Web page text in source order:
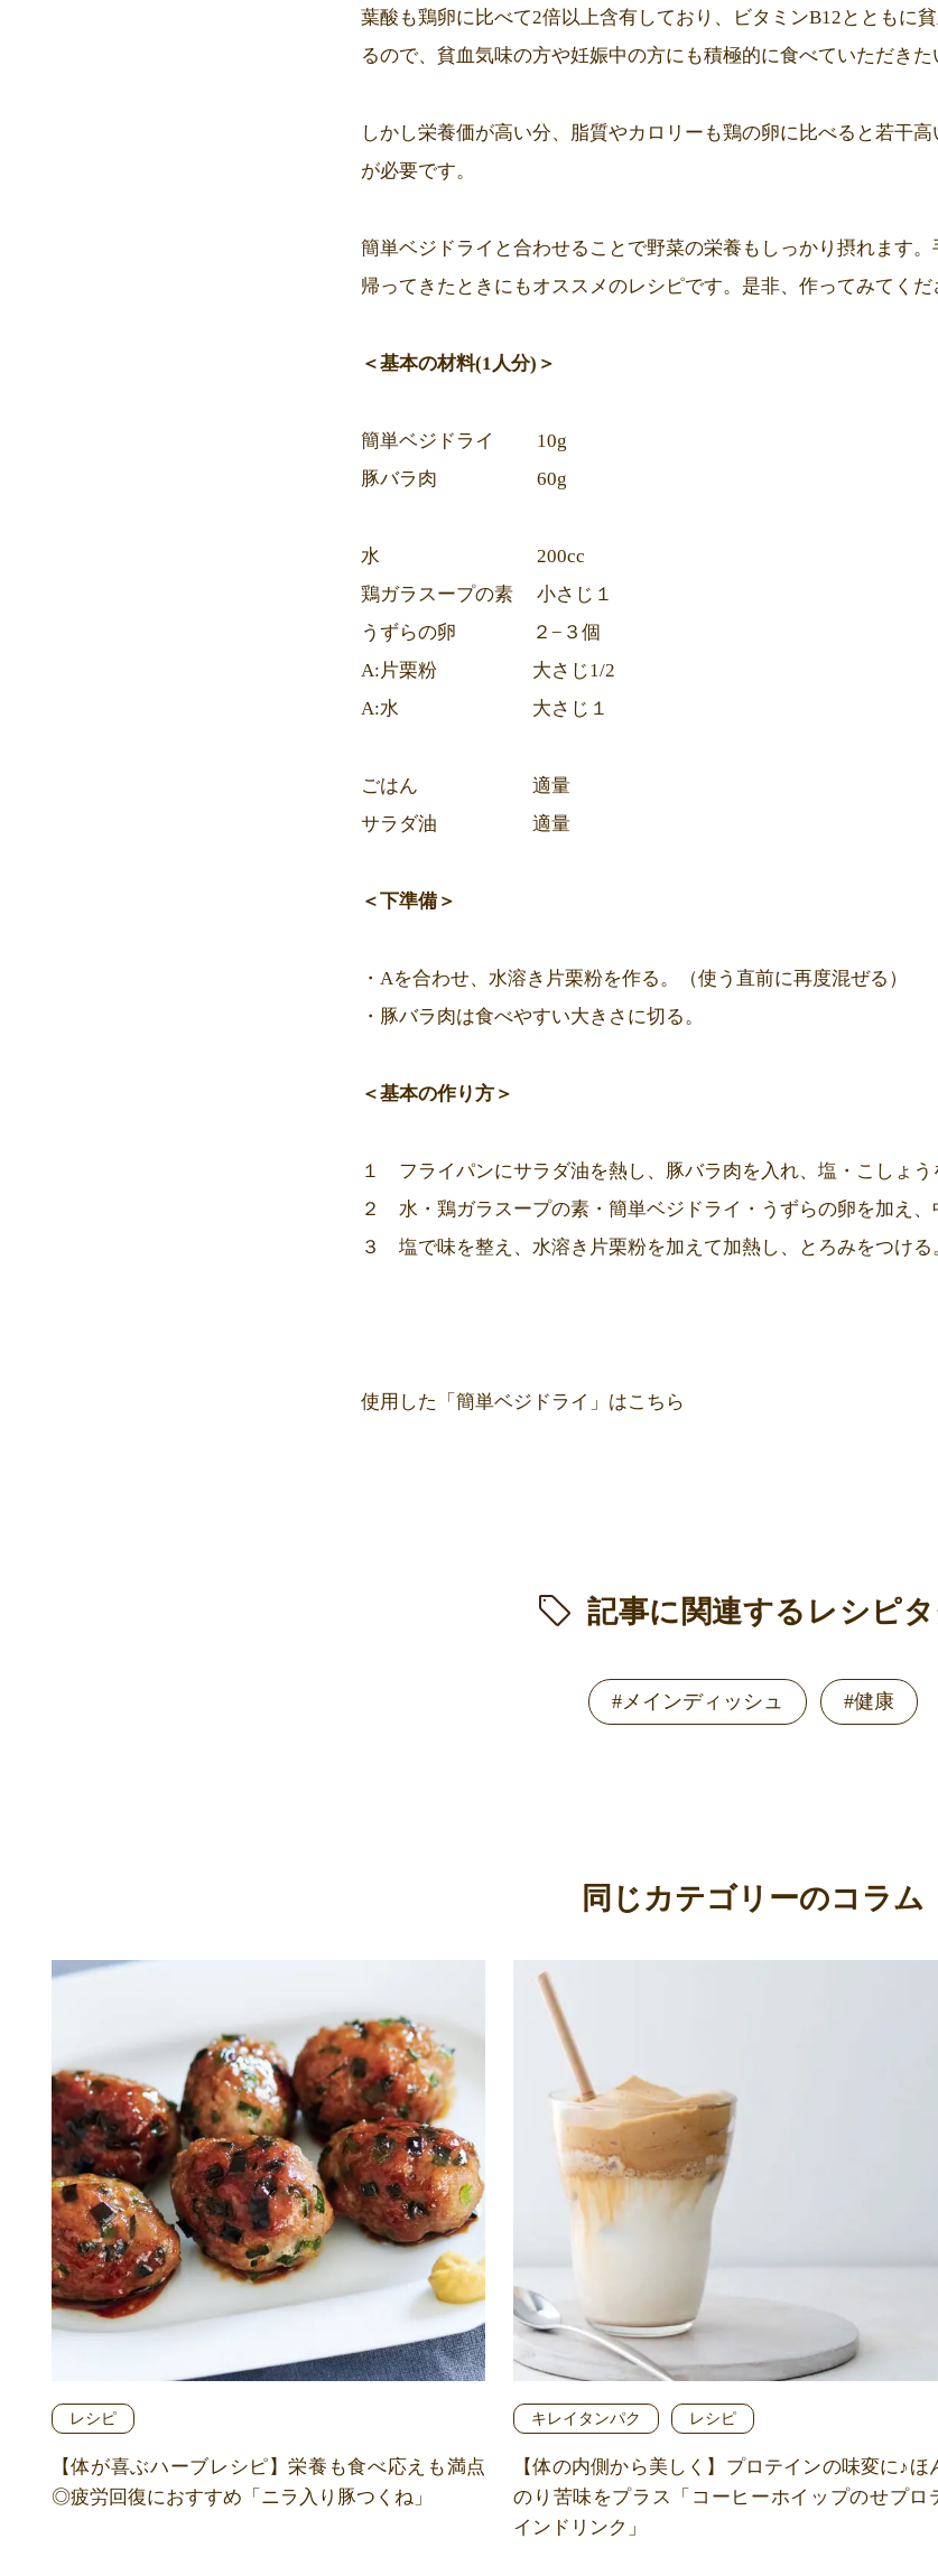
葉酸も鶏卵に比べて2倍以上含有しており、ビタミンB12とともに
るので、貧血気味の方や妊娠中の方にも積極的に食べていただきた
しかし栄養価が高い分、脂質やカロリーも鶏の卵に比べると若干
が必要です。
簡単ベジドライと合わせることで野菜の栄養もしっかり摂れます。
帰ってきたときにもオススメのレシピです。是非、作ってみてくだ
＜基本の材料(1人分)＞
簡単ベジドライ 10g
豚バラ肉 60g
水 200cc
鶏ガラスープの素 小さじ１
うずらの卵 ２−３個
A:片栗粉 大さじ1/2
A:水 大さじ１
ごはん 適量
サラダ油 適量
＜下準備＞
・Aを合わせ、水溶き片栗粉を作る。（使う直前に再度混ぜる）
・豚バラ肉は食べやすい大きさに切る。
＜基本の作り方＞
１ フライパンにサラダ油を熱し、豚バラ肉を入れ、塩・こしょう
２ 水・鶏ガラスープの素・簡単ベジドライ・うずらの卵を加え、
３ 塩で味を整え、水溶き片栗粉を加えて加熱し、とろみをつける
使用した「簡単ベジドライ」はこちら
記事に関連するレシピ
#メインディッシュ #健康
同じカテゴリーのコラム
レシピ
【体が喜ぶハーブレシピ】栄養も食べ応えも満点
◎疲労回復におすすめ「ニラ入り豚つくね」
キレイタンパク レシピ
【体の内側から美しく】プロテインの味変に♪ほ
のり苦味をプラス「コーヒーホイップのせプロ
インドリンク」